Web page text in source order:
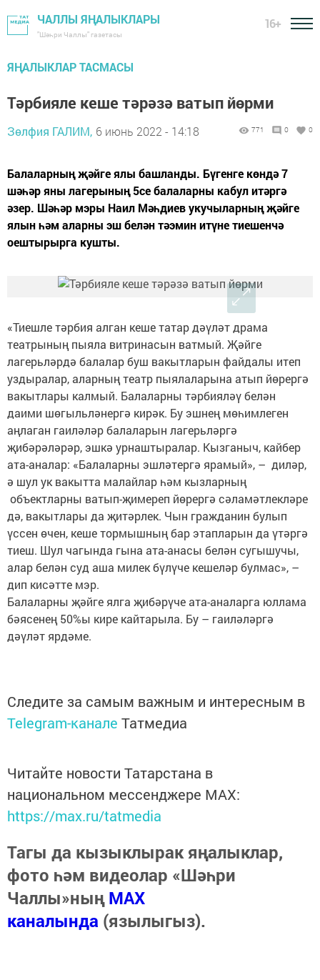
ЧАЛЛЫ ЯҢАЛЫКЛАРЫ
"Шәһри Чаллы" газетасы
16+
ЯҢАЛЫКЛАР ТАСМАСЫ
Тәрбияле кеше тәрәзә ватып йөрми
Зөлфия ГАЛИМ, 6 июнь 2022 - 14:18 771 0 0
Балаларның җәйге ялы башланды. Бүгенге көндә 7
шәһәр яны лагерының 5се балаларны кабул итәргә
әзер. Шәһәр мэры Наил Мәһдиев укучыларның җәйге
ялын һәм аларны эш белән тәэмин итүне тиешенчә
оештырырга кушты.
«Тиешле тәрбия алган кеше татар дәүләт драма
театрының пыяла витринасын ватмый. Җәйге
лагерьләрдә балалар буш вакытларын файдалы итеп
уздыралар, аларның театр пыялаларына атып йөрергә
вакытлары калмый. Балаларны тәрбияләү белән
даими шөгыльләнергә кирәк. Бу эшнең мөһимлеген
аңлаган гаиләләр балаларын лагерьләргә
җибәрәләрәр, эшкә урнаштыралар. Кызганыч, кайбер
ата-аналар: «Балаларны эшләтергә ярамый», – диләр,
ә шул ук вакытта малайлар һәм кызларның
объектларны ватып-җимереп йөрергә сәламәтлекләре
дә, вакытлары да җитәрлек. Чын гражданин булып
үссен өчен, кеше тормышның бар этапларын да үтәргә
тиеш. Шул чагында гына ата-анасы белән сугышучы,
алар белән суд аша милек бүлүче кешеләр булмас», –
дип кисәтте мэр.
Балаларны җәйге ялга җибәрүче ата-аналарга юллама
бәясенең 50%ы кире кайтарыла. Бу – гаиләләргә
дәүләт ярдәме.
Следите за самым важным и интересным в
Telegram-канале Татмедиа
Читайте новости Татарстана в
национальном мессенджере MАХ:
https://max.ru/tatmedia
Тагы да кызыклырак яңалыклар,
фото һәм видеолар «Шәһри
Чаллы»ныңMAX
каналында (язылыгыз).